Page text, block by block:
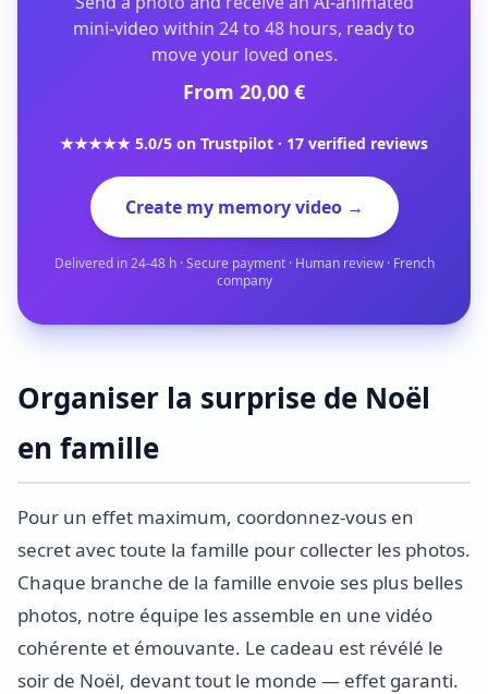
mini-video within 24 to 48 hours, ready to
move your loved ones.
From 20,00 €
★★★★★ 5.0/5 on Trustpilot · 17 verified reviews
Create my memory video →
Delivered in 24-48 h · Secure payment · Human review · French
company
Organiser la surprise de Noël
en famille
Pour un effet maximum, coordonnez-vous en
secret avec toute la famille pour collecter les photos.
Chaque branche de la famille envoie ses plus belles
photos, notre équipe les assemble en une vidéo
cohérente et émouvante. Le cadeau est révélé le
soir de Noël, devant tout le monde — effet garanti.